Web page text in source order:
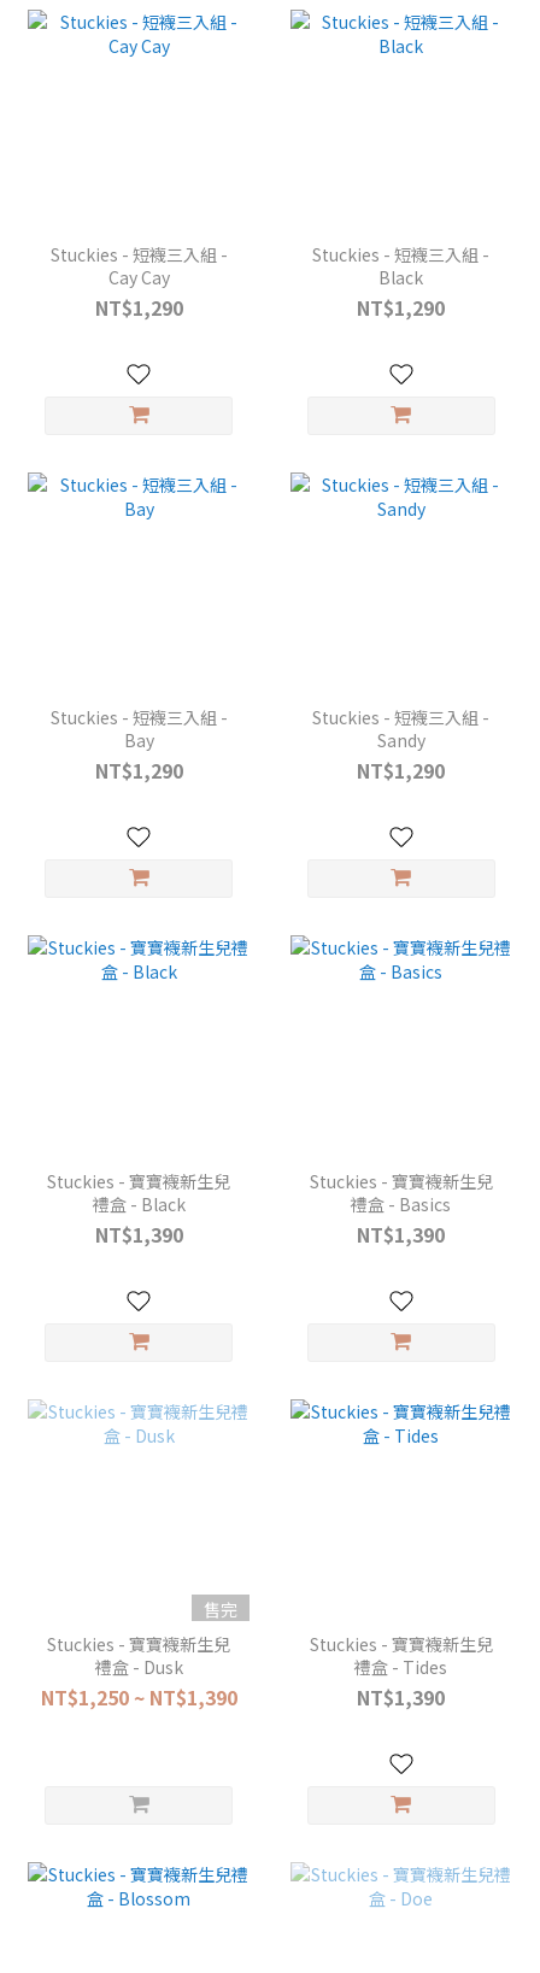
Stuckies - 短襪三入組 -
Cay Cay
NT$1,290
Stuckies - 短襪三入組 -
Black
NT$1,290
Stuckies - 短襪三入組 -
Bay
NT$1,290
Stuckies - 短襪三入組 -
Sandy
NT$1,290
Stuckies - 寶寶襪新生兒
禮盒 - Black
NT$1,390
Stuckies - 寶寶襪新生兒
禮盒 - Basics
NT$1,390
售完
Stuckies - 寶寶襪新生兒
禮盒 - Dusk
NT$1,250 ~ NT$1,390
Stuckies - 寶寶襪新生兒
禮盒 - Tides
NT$1,390